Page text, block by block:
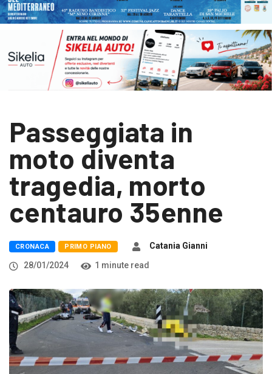
Passeggiata in
moto diventa
tragedia, morto
centauro 35enne
CRONACA PRIMO PIANO
Catania Gianni
28/01/2024
1 minute read